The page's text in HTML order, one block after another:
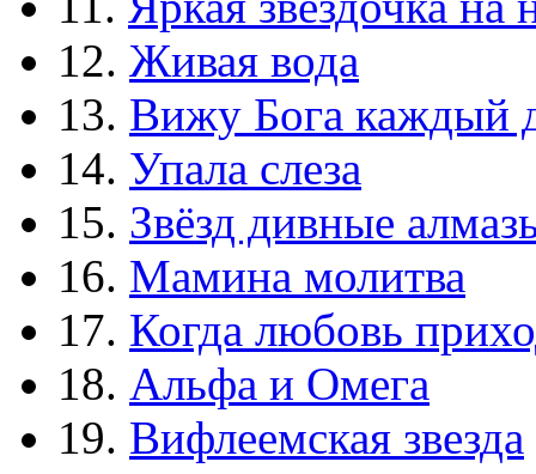
12. Живая вода
13. Вижу Бога каждый
14. Упала слеза
15. Звёзд дивные
16. Мамина молитва
17. Когда любовь
18. Альфа и Омега
19. Вифлеемская звезда